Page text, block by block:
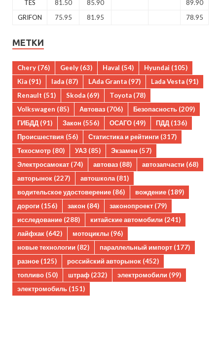
TES
81.50 85.90
89.90
GRIFON
75.95 81.95 78.95
МЕТКИ
Chery (76) Geely (63) Haval (54) Hyundai (105)
Kia (91) lada (87) LAda Granta (97) Lada Vesta (91)
Renault (51) Skoda (69) Toyota (78)
Volkswagen (85) Автоваз (706) Безопасность (209)
ГИБДД (91) Закон (556) ОСАГО (49) ПДД (136)
Происшествия (56) Статистика и рейтинги (317)
Техосмотр (80) УАЗ (85) Экзамен (57)
Электросамокат (74) автоваз (88) автозапчасти (68)
авторынок (227) автошкола (81)
водительское удостоверение (86) вождение (189)
дороги (156) закон (84) законопроект (79)
исследование (288) китайские автомобили (241)
лайфхак (642) мотоциклы (96)
новые технологии (82) параллельный импорт (177)
разное (125) российский авторынок (452)
топливо (50) штраф (232) электромобили (99)
электромобиль (151)